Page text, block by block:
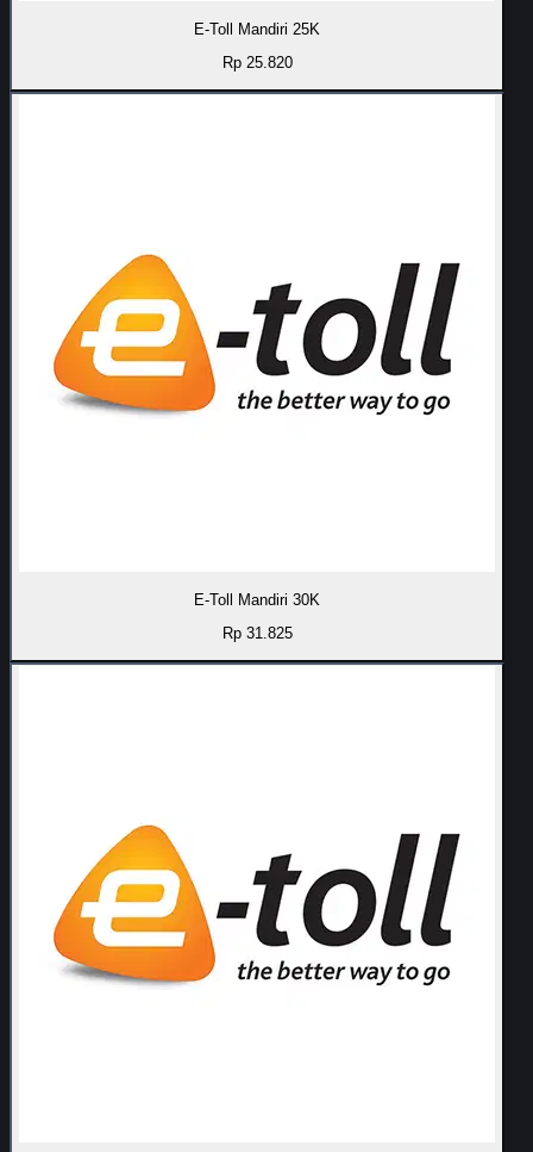
E-Toll Mandiri 25K
Rp 25.820
E-Toll Mandiri 30K
Rp 31.825